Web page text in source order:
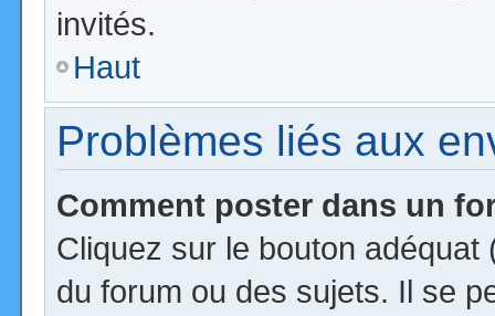
invités.
Haut
Problèmes liés aux
Comment poster dans un
Cliquez sur le bouton
du forum ou des sujets. Il se